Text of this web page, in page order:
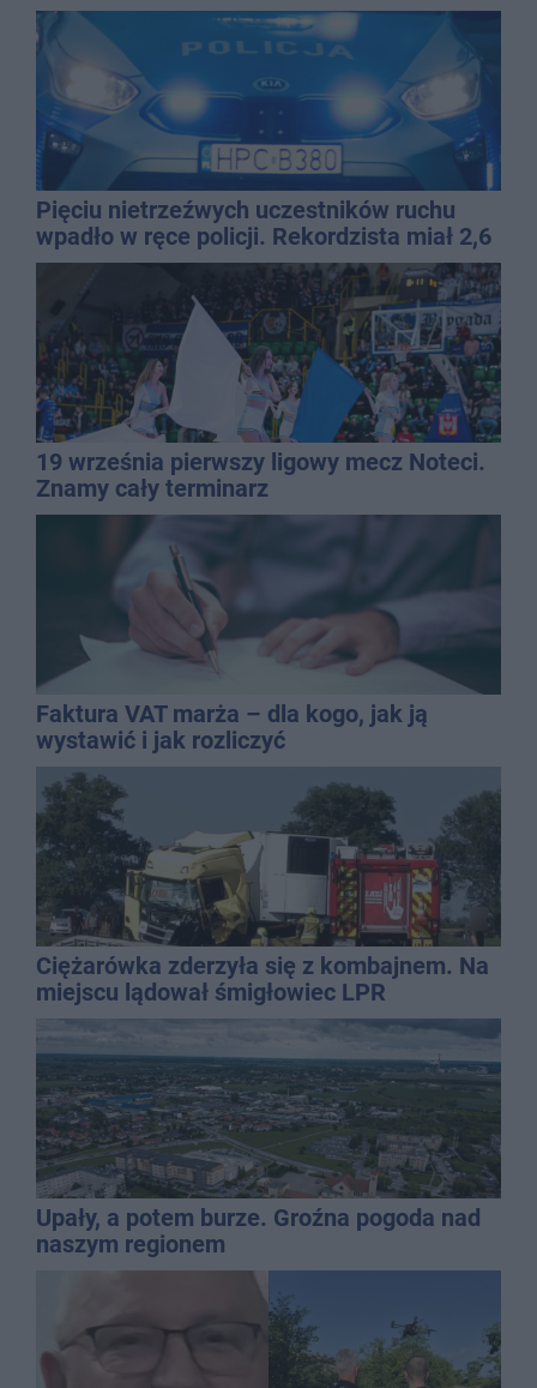
Pięciu nietrzeźwych uczestników ruchu
wpadło w ręce policji. Rekordzista miał 2,6
promila
19 września pierwszy ligowy mecz Noteci.
Znamy cały terminarz
Faktura VAT marża – dla kogo, jak ją
wystawić i jak rozliczyć
Ciężarówka zderzyła się z kombajnem. Na
miejscu lądował śmigłowiec LPR
Upały, a potem burze. Groźna pogoda nad
naszym regionem